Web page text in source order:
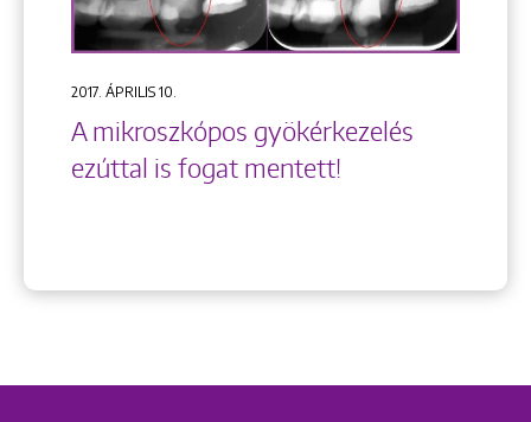
2017. ÁPRILIS 10.
A mikroszkópos gyökérkezelés
ezúttal is fogat mentett!